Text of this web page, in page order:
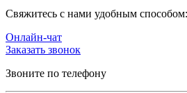
Cвяжитесь с нами удобным способом:
Онлайн-чат
Заказать звонок
Звоните по телефону